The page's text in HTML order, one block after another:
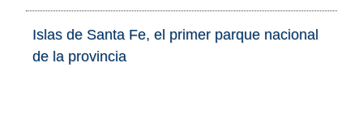
Islas de Santa Fe, el primer parque nacional
de la provincia